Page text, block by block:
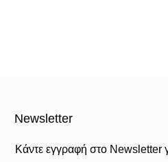
Newsletter
Κάντε εγγραφή στο Newsletter